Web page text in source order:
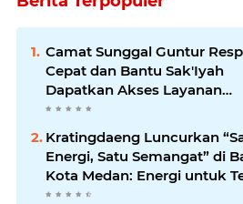
Camat Sunggal Guntur
Cepat dan Bantu Sak'Iyah
Dapatkan Akses Layanan
Kesehatan
Kratingdaeng Luncurkan
Energi, Satu Semangat” di
Kota Medan: Energi untuk
Bergerak Maju